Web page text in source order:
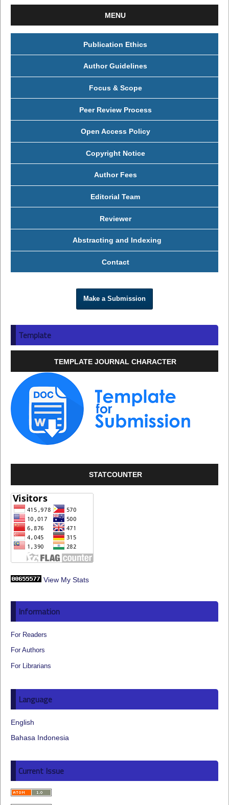
MENU
Publication Ethics
Author Guidelines
Focus & Scope
Peer Review Process
Open Access Policy
Copyright Notice
Author Fees
Editorial Team
Reviewer
Abstracting and Indexing
Contact
Make a Submission
Template
TEMPLATE JOURNAL CHARACTER
STATCOUNTER
View My Stats
Information
For Readers
For Authors
For Librarians
Language
English
Bahasa Indonesia
Current Issue